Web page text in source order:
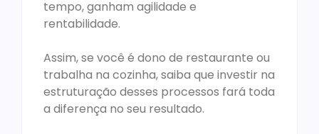
tempo, ganham agilidade e
rentabilidade.
Assim, se você é dono de restaurante ou
trabalha na cozinha, saiba que investir na
estruturação desses processos fará toda
a diferença no seu resultado.